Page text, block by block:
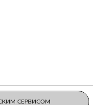
СЕРВИСОМ